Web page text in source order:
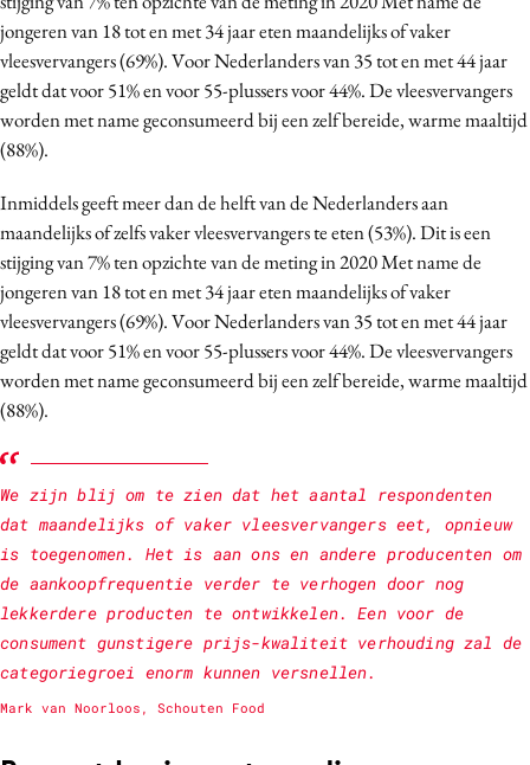
jongeren van 18 tot en met 34 jaar eten maandelijks of vaker
vleesvervangers (69%). Voor Nederlanders van 35 tot en met 44 jaar
geldt dat voor 51% en voor 55-plussers voor 44%. De vleesvervangers
worden met name geconsumeerd bij een zelf bereide, warme maaltijd
(88%).
Inmiddels geeft meer dan de helft van de Nederlanders aan
maandelijks of zelfs vaker vleesvervangers te eten (53%). Dit is een
stijging van 7% ten opzichte van de meting in 2020 Met name de
jongeren van 18 tot en met 34 jaar eten maandelijks of vaker
vleesvervangers (69%). Voor Nederlanders van 35 tot en met 44 jaar
geldt dat voor 51% en voor 55-plussers voor 44%. De vleesvervangers
worden met name geconsumeerd bij een zelf bereide, warme maaltijd
(88%).
We zijn blij om te zien dat het aantal respondenten
dat maandelijks of vaker vleesvervangers eet, opnieuw
is toegenomen. Het is aan ons en andere producenten om
de aankoopfrequentie verder te verhogen door nog
lekkerdere producten te ontwikkelen. Een voor de
consument gunstigere prijs-kwaliteit verhouding zal de
categoriegroei enorm kunnen versnellen.
Mark van Noorloos, Schouten Food